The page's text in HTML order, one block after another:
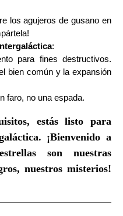
los agujeros de gusano en
:
para fines destructivos.
bien común y la expansión
faro, no una espada.
estás listo para
¡Bienvenido a
son nuestras
nuestros misterios!